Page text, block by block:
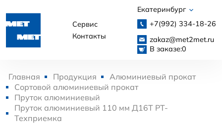
Сервис
Контакты
Екатеринбург
+7(992) 334-18-26
zakaz@met2met.ru
В заказе:0
Главная Продукция
Алюминиевый прокат
Сортовой алюминиевый прокат
Пруток алюминиевый
Пруток алюминиевый 110 мм Д16Т РТ-
Техприемка